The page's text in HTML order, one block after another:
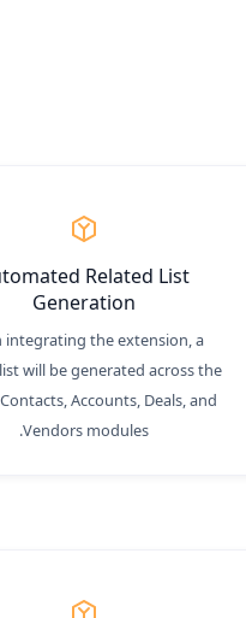
Related List
Generation
integrating the extension, a
will be generated across the
Accounts, Deals, and
Vendors modules.